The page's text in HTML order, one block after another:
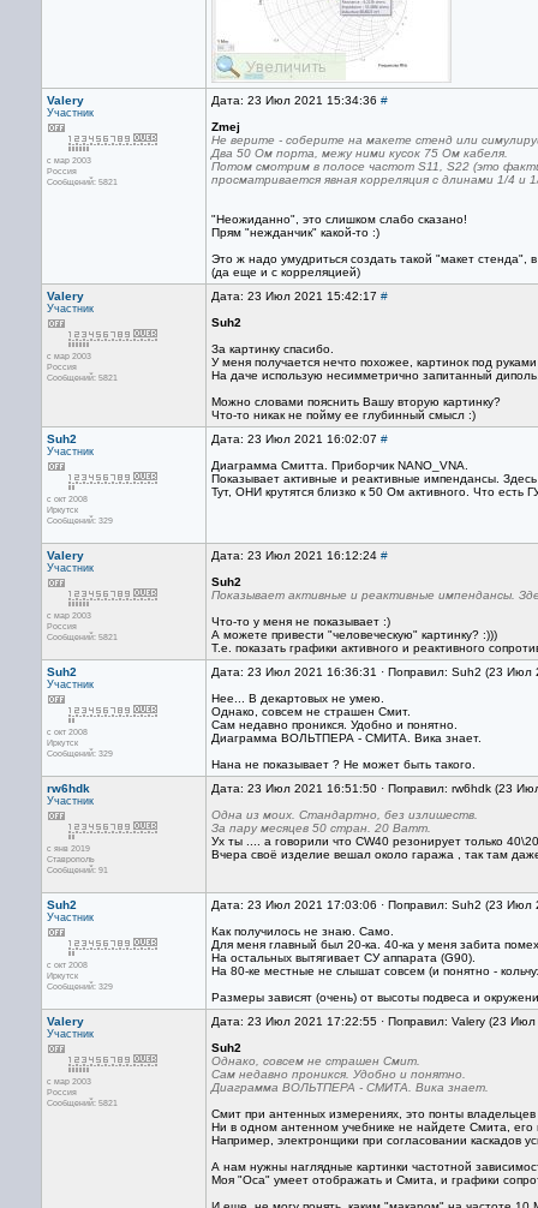
Valery
Участник
с мар 2003
Россия
Сообщений: 5821
Дата: 23 Июл 2021 15:34:36 #
Zmej
Не верите - соберите на макете стенд или
Два 50 Ом порта, межу ними кусок 75 Ом кабеля.
Потом смотрим в полосе частот S11, S22 (это
просматривается явная корреляция с длинами 1/4 и
"Неожиданно", это слишком слабо сказано!
Прям "нежданчик" какой-то :)
Это ж надо умудриться создать такой "макет
(да еще и с корреляцией)
Valery
Участник
с мар 2003
Россия
Сообщений: 5821
Дата: 23 Июл 2021 15:42:17 #
Suh2
За картинку спасибо.
У меня получается нечто похожее, картинок под
На даче использую несимметрично запитанный
Можно словами пояснить Вашу вторую картинку?
Что-то никак не пойму ее глубинный смысл :)
Suh2
Участник
с окт 2008
Иркутск
Сообщений: 329
Дата: 23 Июл 2021 16:02:07 #
Диаграмма Смитта. Приборчик NANO_VNA.
Показывает активные и реактивные импендансы.
Тут, ОНИ крутятся близко к 50 Ом активного. Что есть
Valery
Участник
с мар 2003
Россия
Сообщений: 5821
Дата: 23 Июл 2021 16:12:24 #
Suh2
Показывает активные и реактивные импендансы.
Что-то у меня не показывает :)
А можете привести "человеческую" картинку? :)))
Т.е. показать графики активного и реактивного
Suh2
Участник
с окт 2008
Иркутск
Сообщений: 329
Дата: 23 Июл 2021 16:36:31 · Поправил: Suh2 (23 Июл
Нее... В декартовых не умею.
Однако, совсем не страшен Смит.
Сам недавно проникся. Удобно и понятно.
Диаграмма ВОЛЬТПЕРА - СМИТА. Вика знает.
Нана не показывает ? Не может быть такого.
rw6hdk
Участник
с янв 2019
Ставрополь
Сообщений: 91
Дата: 23 Июл 2021 16:51:50 · Поправил: rw6hdk (23
Одна из моих. Стандартно, без излишеств.
За пару месяцев 50 стран. 20 Ватт.
Ух ты .... а говорили что CW40 резонирует только
Вчера своё изделие вешал около гаража , так там
Suh2
Участник
с окт 2008
Иркутск
Сообщений: 329
Дата: 23 Июл 2021 17:03:06 · Поправил: Suh2 (23 Июл
Как получилось не знаю. Само.
Для меня главный был 20-ка. 40-ка у меня забита
На остальных вытягивает СУ аппарата (G90).
На 80-ке местные не слышат совсем (и понятно -
Размеры зависят (очень) от высоты подвеса и
Valery
Участник
с мар 2003
Россия
Сообщений: 5821
Дата: 23 Июл 2021 17:22:55 · Поправил: Valery (23
Suh2
Однако, совсем не страшен Смит.
Сам недавно проникся. Удобно и понятно.
Диаграмма ВОЛЬТПЕРА - СМИТА. Вика знает.
Смит при антенных измерениях, это понты
Ни в одном антенном учебнике не найдете Смита, его
Например, электронщики при согласовании каскадов
А нам нужны наглядные картинки частотной
Моя "Оса" умеет отображать и Смита, и графики